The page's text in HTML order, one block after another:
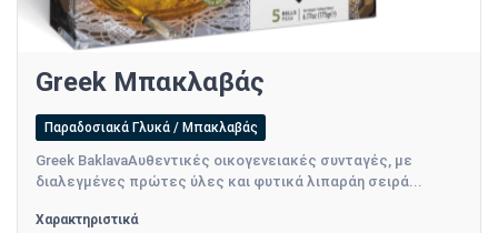
Greek Μπακλαβάς
Παραδοσιακά Γλυκά / Μπακλαβάς
Greek BaklavaAυθεντικές οικογενειακές συνταγές, με
διαλεγμένες πρώτες ύλες και φυτικά λιπαράη σειρά...
Χαρακτηριστικά